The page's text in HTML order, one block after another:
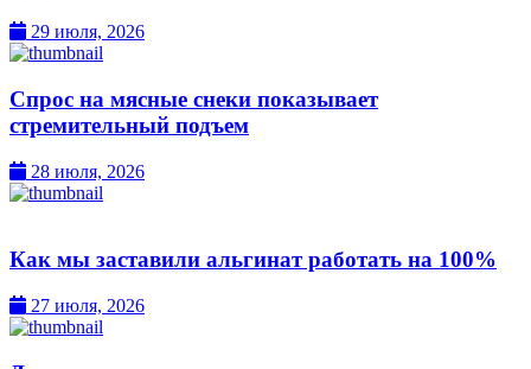
29 июля, 2026
Спрос на мясные снеки показывает
стремительный подъем
28 июля, 2026
Как мы заставили альгинат работать на 100%
27 июля, 2026